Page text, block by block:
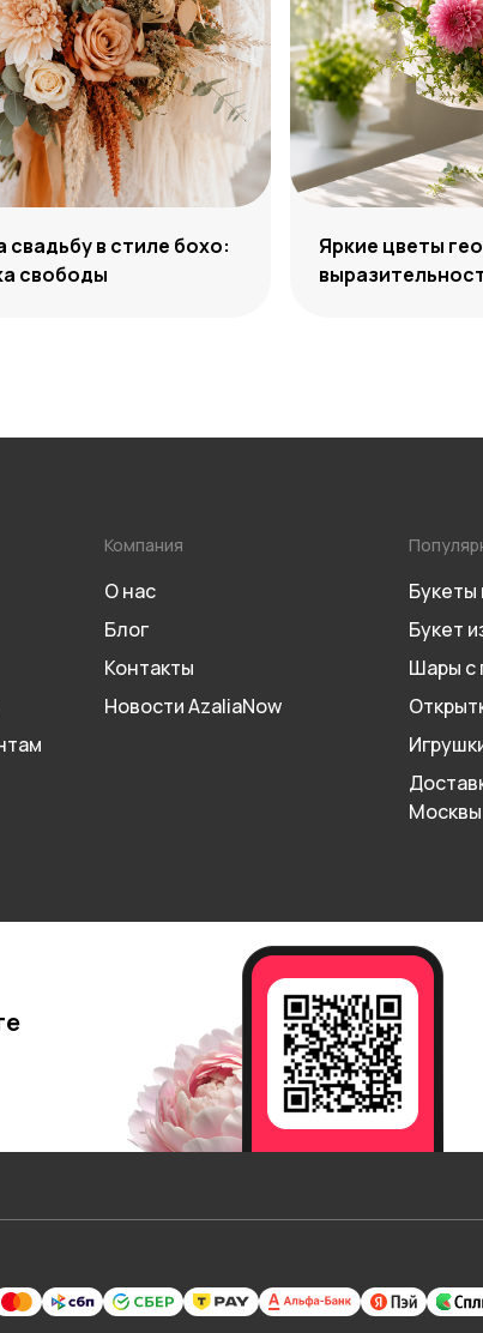
свадьбу в стиле бохо:
свободы
Яркие цветы
Компания
О нас
Блог
Контакты
Новости AzaliaNow
Букеты
Букет
Шары с
Москвы